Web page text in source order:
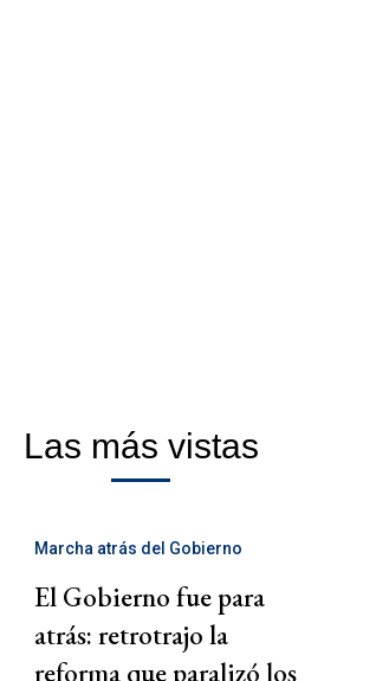
Las más vistas
Marcha atrás del Gobierno
El Gobierno fue para
atrás: retrotrajo la
reforma que paralizó los